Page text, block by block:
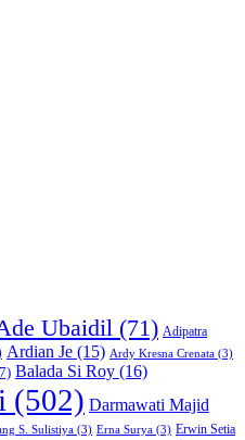
Ubaidil (71) Adipatra
Ardian Je (15) Ardy Kresna Crenata (3)
Balada Si Roy (16)
(502) Darmawati Majid
S. Sulistiya (3) Erna Surya (3) Erwin Setia